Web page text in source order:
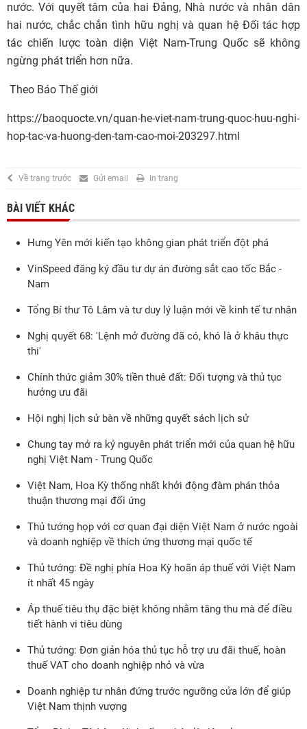
nước. Với quyết tâm của hai Đảng, Nhà nước và nhân dân
hai nước, chắc chắn tình hữu nghị và quan hệ Đối tác hợp
tác chiến lược toàn diện Việt Nam-Trung Quốc sẽ không
ngừng phát triển hơn nữa.
Theo Báo Thế giới
https://baoquocte.vn/quan-he-viet-nam-trung-quoc-huu-nghi-
hop-tac-va-huong-den-tam-cao-moi-203297.html
Về trang trước Gửi email In trang
BÀI VIẾT KHÁC
Hưng Yên mới kiến tạo không gian phát triển đột phá
VinSpeed đăng ký đầu tư dự án đường sắt cao tốc Bắc -
Nam
Tổng Bí thư Tô Lâm và tư duy lý luận mới về kinh tế tư nhân
Nghị quyết 68: 'Lệnh mở đường đã có, khó là ở khâu thực
thi'
Chính thức giảm 30% tiền thuê đất: Đối tượng và thủ tục
hưởng ưu đãi
Hội nghị lịch sử bàn về những quyết sách lịch sử
Chung tay mở ra kỷ nguyên phát triển mới của quan hệ hữu
nghị Việt Nam - Trung Quốc
Việt Nam, Hoa Kỳ thống nhất khởi động đàm phán thỏa
thuận thương mại đối ứng
Thủ tướng họp với cơ quan đại diện Việt Nam ở nước ngoài
và doanh nghiệp về thích ứng thương mại quốc tế
Thủ tướng: Đề nghị phía Hoa Kỳ hoãn áp thuế với Việt Nam
ít nhất 45 ngày
Áp thuế tiêu thụ đặc biệt không nhằm tăng thu mà để điều
tiết hành vi tiêu dùng
Thủ tướng: Đơn giản hóa thủ tục hỗ trợ ưu đãi thuế, hoàn
thuế VAT cho doanh nghiệp nhỏ và vừa
Doanh nghiệp tư nhân đứng trước ngưỡng cửa lớn để giúp
Việt Nam thịnh vượng